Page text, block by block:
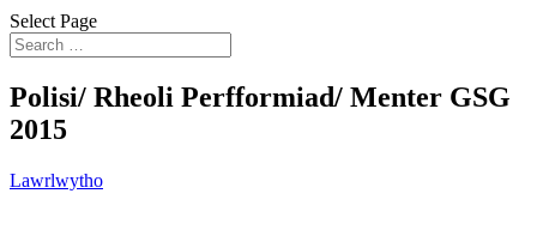
Select Page
Polisi/ Rheoli Perfformiad/ Menter GSG
2015
Lawrlwytho